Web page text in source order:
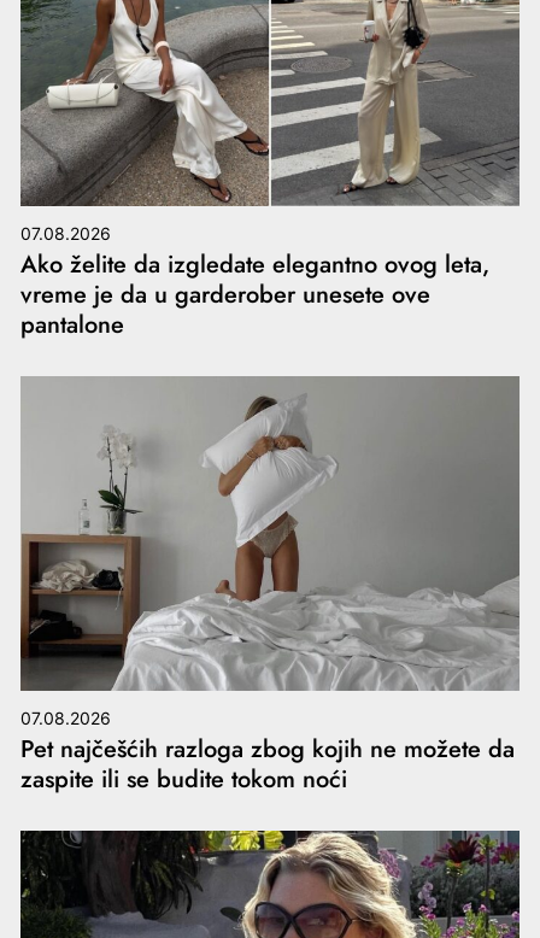
07.08.2026
Ako želite da izgledate elegantno ovog leta,
vreme je da u garderober unesete ove
pantalone
07.08.2026
Pet najčešćih razloga zbog kojih ne možete da
zaspite ili se budite tokom noći